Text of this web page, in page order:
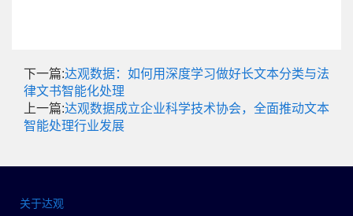
下一篇:达观数据：如何用深度学习做好长文本分类与法
律文书智能化处理
上一篇:达观数据成立企业科学技术协会，全面推动文本
智能处理行业发展
关于达观